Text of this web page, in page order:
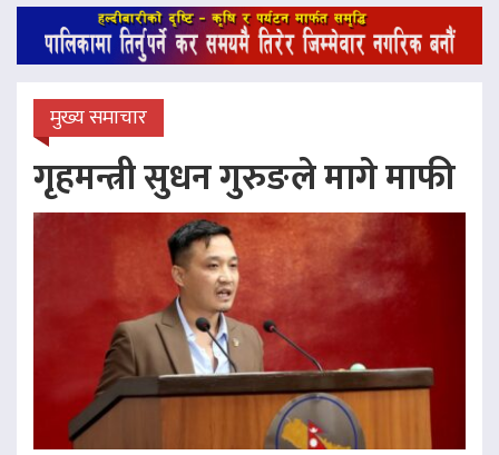
मुख्य समाचार
गृहमन्त्री सुधन गुरुङले मागे माफी